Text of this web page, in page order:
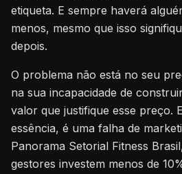
etiqueta. E sempre haverá
menos, mesmo que isso
depois.
O problema não está no seu
na sua incapacidade de
valor que justifique esse preço.
essência, é uma falha de
Panorama Setorial Fitness
gestores investem menos de